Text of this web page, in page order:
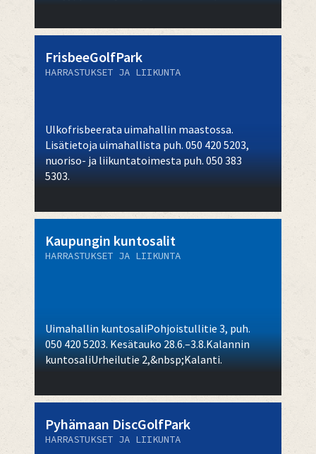
FrisbeeGolfPark
HARRASTUKSET JA LIIKUNTA
Ulkofrisbeerata uimahallin maastossa.
Lisätietoja uimahallista puh. 050 420 5203,
nuoriso- ja liikuntatoimesta puh. 050 383
5303.
Kaupungin kuntosalit
HARRASTUKSET JA LIIKUNTA
Uimahallin kuntosaliPohjoistullitie 3, puh.
050 420 5203. Kesätauko 28.6.–3.8.Kalannin
kuntosaliUrheilutie 2,&nbsp;Kalanti.
Pyhämaan DiscGolfPark
HARRASTUKSET JA LIIKUNTA